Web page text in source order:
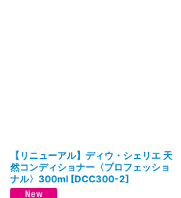
【リニューアル】ディウ・シェリエ 天
然コンディショナー〈プロフェッショ
ナル〉300ml [DCC300-2]